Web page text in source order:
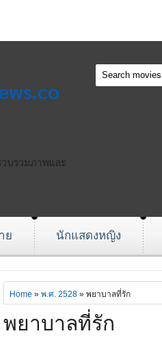
วบรวมภาพและ
ย นักแสดงหญิง
Home » พ.ศ. 2528 » พยาบาลที่รัก
พยาบาลที่รัก